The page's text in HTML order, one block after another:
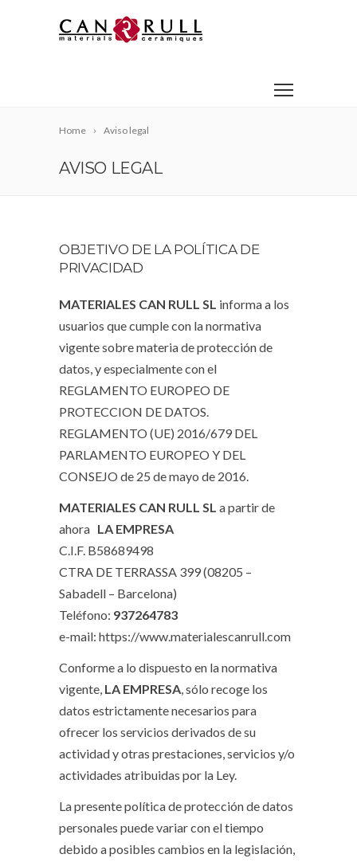
Home Aviso legal
AVISO LEGAL
OBJETIVO DE LA POLÍTICA DE
PRIVACIDAD
MATERIALES CAN RULL SL informa a los
usuarios que cumple con la normativa
vigente sobre materia de protección de
datos, y especialmente con el
REGLAMENTO EUROPEO DE
PROTECCION DE DATOS.
REGLAMENTO (UE) 2016/679 DEL
PARLAMENTO EUROPEO Y DEL
CONSEJO de 25 de mayo de 2016.
MATERIALES CAN RULL SL a partir de
ahora LA EMPRESA
C.I.F. B58689498
CTRA DE TERRASSA 399 (08205 –
Sabadell – Barcelona)
Teléfono: 937264783
e-mail: https://www.materialescanrull.com
Conforme a lo dispuesto en la normativa
vigente, LA EMPRESA, sólo recoge los
datos estrictamente necesarios para
ofrecer los servicios derivados de su
actividad y otras prestaciones, servicios y/o
actividades atribuidas por la Ley.
La presente política de protección de datos
personales puede variar con el tiempo
debido a posibles cambios en la legislación,